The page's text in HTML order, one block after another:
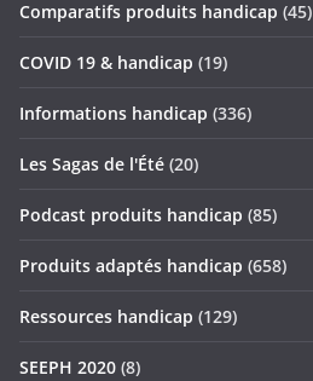
Comparatifs produits handicap (45)
COVID 19 & handicap (19)
Informations handicap (336)
Les Sagas de l'Été (20)
Podcast produits handicap (85)
Produits adaptés handicap (658)
Ressources handicap (129)
SEEPH 2020 (8)